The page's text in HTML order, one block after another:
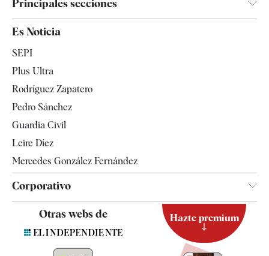
Principales secciones
Televisión
Es Noticia
SEPI
Plus Ultra
Rodríguez Zapatero
Pedro Sánchez
Guardia Civil
Leire Díez
Mercedes González Fernández
Corporativo
Otras webs de Hazte premium